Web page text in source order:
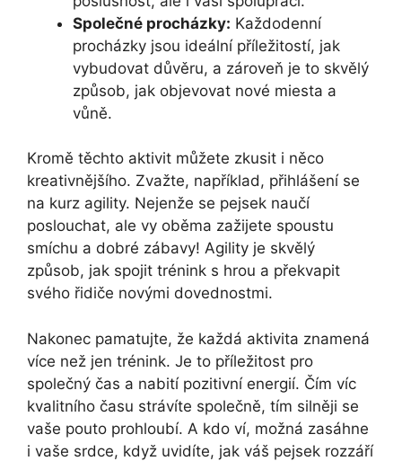
Společné procházky: Každodenní
procházky jsou ideální příležitostí, jak
vybudovat důvěru, a zároveň je to skvělý
způsob, jak objevovat nové miesta a
vůně.
Kromě těchto aktivit můžete zkusit i něco
kreativnějšího. Zvažte, například, přihlášení se
na kurz agility. Nejenže se pejsek naučí
poslouchat, ale vy oběma zažijete spoustu
smíchu a dobré zábavy! Agility je skvělý
způsob, jak spojit trénink s hrou a překvapit
svého řidiče novými dovednostmi.
Nakonec pamatujte, že každá aktivita znamená
více než jen trénink. Je to příležitost pro
společný čas a nabití pozitivní energií. Čím víc
kvalitního času strávíte společně, tím silněji se
vaše pouto prohloubí. A kdo ví, možná zasáhne
i vaše srdce, když uvidíte, jak váš pejsek rozzáří